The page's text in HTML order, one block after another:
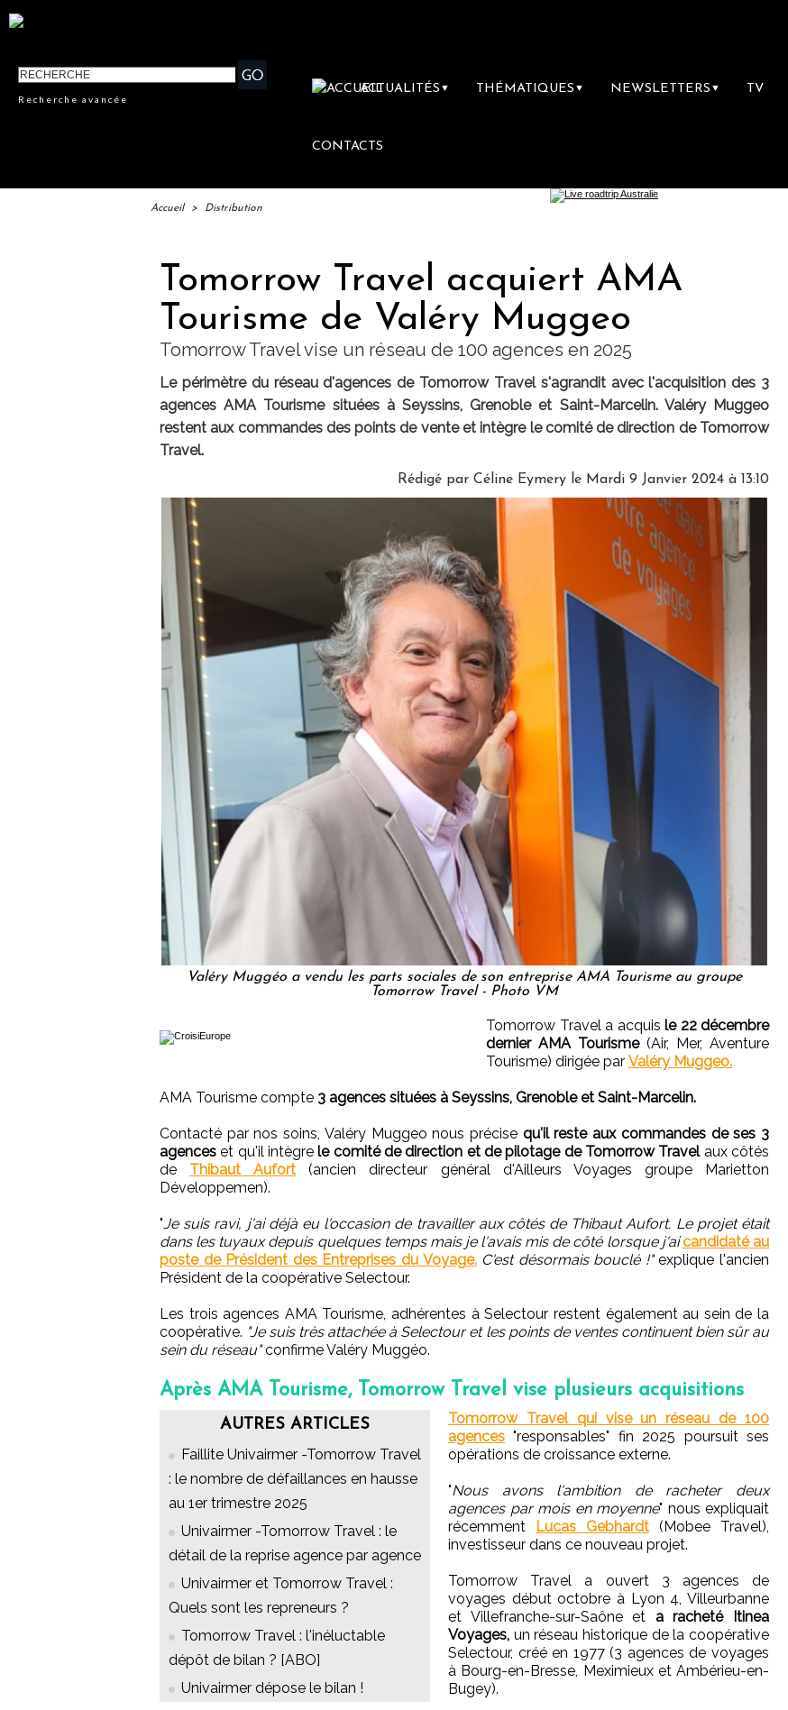
Recherche avancée
ACTUALITÉS ▼ THÉMATIQUES ▼ NEWSLETTERS ▼ TV
CONTACTS
Accueil > Distribution
Tomorrow Travel acquiert AMA
Tourisme de Valéry Muggeo
Tomorrow Travel vise un réseau de 100 agences en 2025
Le périmètre du réseau d'agences de Tomorrow Travel s'agrandit avec l'acquisition des 3
agences AMA Tourisme situées à Seyssins, Grenoble et Saint-Marcelin. Valéry Muggeo
restent aux commandes des points de vente et intègre le comité de direction de Tomorrow
Travel.
Rédigé par Céline Eymery le Mardi 9 Janvier 2024 à 13:10
Valéry Muggéo a vendu les parts sociales de son entreprise AMA Tourisme au groupe
Tomorrow Travel - Photo VM
Tomorrow Travel a acquis le 22 décembre
dernier AMA Tourisme(Air, Mer, Aventure
Tourisme) dirigée par Valéry Muggeo.
AMA Tourisme compte 3 agences situées à Seyssins, Grenoble et Saint-Marcelin.
Contacté par nos soins, Valéry Muggeo nous précise qu'il reste aux commandes de ses 3
agences et qu'il intègrele comité de direction et de pilotage de Tomorrow Travelaux côtés
de Thibaut Aufort (ancien directeur général d'Ailleurs Voyages groupe Marietton
Développemen).
"Je suis ravi, j'ai déjà eu l'occasion de travailler aux côtés de Thibaut Aufort. Le projet était
dans les tuyaux depuis quelques temps mais je l'avais mis de côté lorsque j'ai candidaté au
poste de Président des Entreprises du Voyage. C'est désormais bouclé !"explique l'ancien
Président de la coopérative Selectour.
Les trois agences AMA Tourisme, adhérentes à Selectour restent également au sein de la
coopérative. "Je suis très attachée à Selectour et les points de ventes continuent bien sûr au
sein du réseau"confirme Valéry Muggéo.
Après AMA Tourisme, Tomorrow Travel vise plusieurs acquisitions
AUTRES ARTICLES
Faillite Univairmer -Tomorrow Travel
: le nombre de défaillances en hausse
au 1er trimestre 2025
Univairmer -Tomorrow Travel : le
détail de la reprise agence par agence
Univairmer et Tomorrow Travel :
Quels sont les repreneurs ?
Tomorrow Travel : l'inéluctable
dépôt de bilan ? [ABO]
Univairmer dépose le bilan !
Tomorrow Travel qui vise un réseau de 100
agences "responsables" fin 2025 poursuit ses
opérations de croissance externe.
"Nous avons l'ambition de racheter deux
agences par mois en moyenne" nous expliquait
récemment
Lucas Gebhardt (Mobee Travel),
investisseur dans ce nouveau projet.
Tomorrow Travel a ouvert 3 agences de
voyages début octobre à Lyon 4, Villeurbanne
et Villefranche-sur-Saône et a racheté Itinea
Voyages, un réseau historique de la coopérative
Selectour, créé en 1977 (3 agences de voyages
à Bourg-en-Bresse, Meximieux et Ambérieu-en-
Bugey).